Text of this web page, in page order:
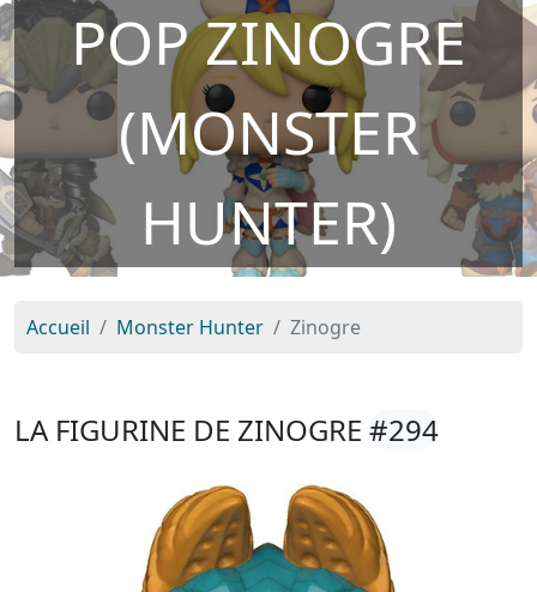
POP ZINOGRE
(MONSTER
HUNTER)
Accueil Monster Hunter Zinogre
LA FIGURINE DE ZINOGRE #294